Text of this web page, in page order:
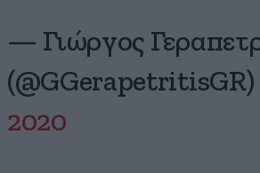
— Γιώργος
(@GGerapetritisGR)
2020